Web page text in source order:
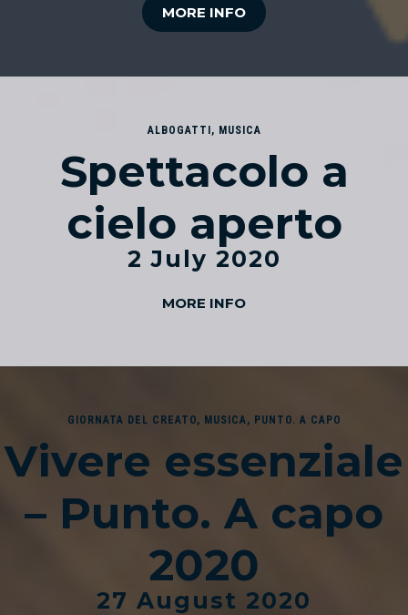
MORE INFO
ALBOGATTI , MUSICA
Spettacolo a
cielo aperto
2 July 2020
MORE INFO
GIORNATA DEL CREATO, MUSICA, PUNTO. A CAPO
Vivere essenziale
– Punto. A capo
2020
27 August 2020